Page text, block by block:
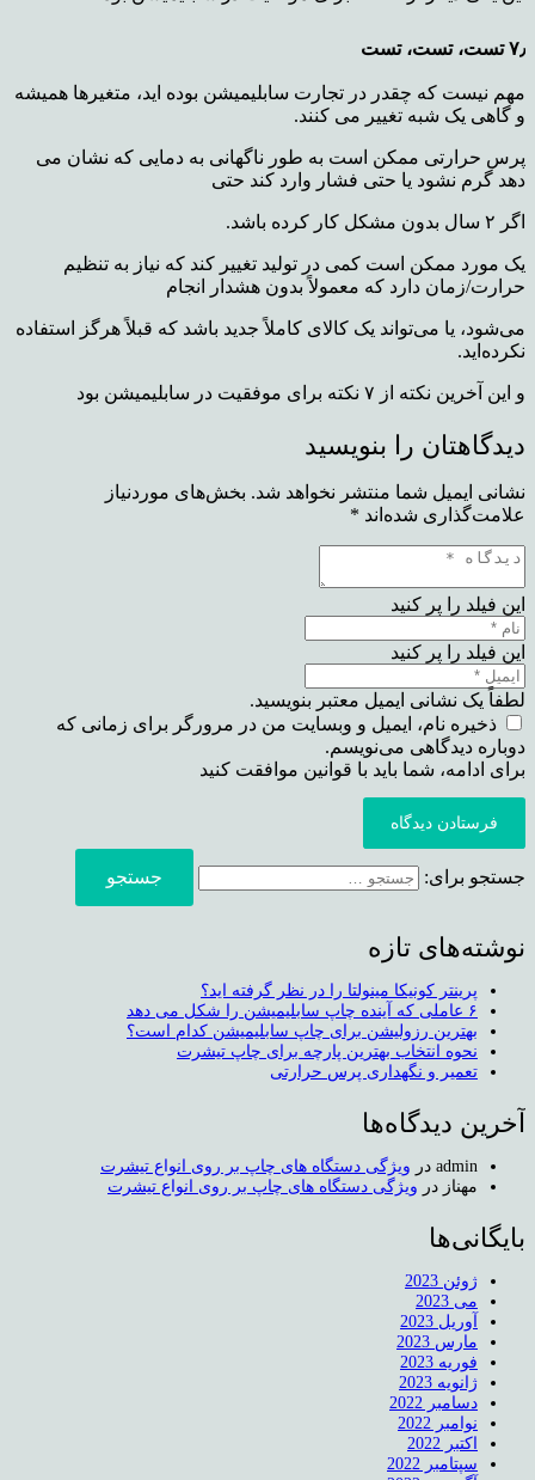
۷٫ تست، تست، تست
مهم نیست که چقدر در تجارت سابلیمیشن بوده اید، متغیرها همیشه
و گاهی یک شبه تغییر می کنند.
پرس حرارتی ممکن است به طور ناگهانی به دمایی که نشان می
دهد گرم نشود یا حتی فشار وارد کند حتی
اگر ۲ سال بدون مشکل کار کرده باشد.
یک مورد ممکن است کمی در تولید تغییر کند که نیاز به تنظیم
حرارت/زمان دارد که معمولاً بدون هشدار انجام
می‌شود، یا می‌تواند یک کالای کاملاً جدید باشد که قبلاً هرگز استفاده
نکرده‌اید.
و این آخرین نکته از ۷ نکته برای موفقیت در سابلیمیشن بود
دیدگاهتان را بنویسید
نشانی ایمیل شما منتشر نخواهد شد. بخش‌های موردنیاز
علامت‌گذاری شده‌اند *
این فیلد را پر کنید
این فیلد را پر کنید
لطفاً یک نشانی ایمیل معتبر بنویسید.
ذخیره نام، ایمیل و وبسایت من در مرورگر برای زمانی که
دوباره دیدگاهی می‌نویسم.
برای ادامه، شما باید با قوانین موافقت کنید
فرستادن دیدگاه
جستجو برای:
نوشته‌های تازه
پرینتر کونیکا مینولتا را در نظر گرفته اید؟
۶ عاملی که آینده چاپ سابلیمیشن را شکل می دهد
بهترین رزولیشن برای چاپ سابلیمیشن کدام است؟
نحوه انتخاب بهترین پارچه برای چاپ تیشرت
تعمیر و نگهداری پرس حرارتی
آخرین دیدگاه‌ها
admin در ویژگی دستگاه های چاپ بر روی انواع تیشرت
مهناز در ویژگی دستگاه های چاپ بر روی انواع تیشرت
بایگانی‌ها
ژوئن 2023
می 2023
آوریل 2023
مارس 2023
فوریه 2023
ژانویه 2023
دسامبر 2022
نوامبر 2022
اکتبر 2022
سپتامبر 2022